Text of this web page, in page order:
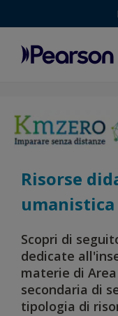
Risorse
umanistica
Scopri di
dedicate
materie di
secondaria di
tipologia di